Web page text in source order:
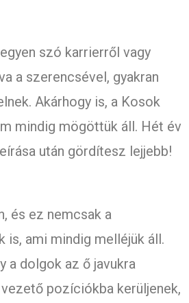
szó karrierről vagy
a szerencsével, gyakran
Akárhogy is, a Kosok
mindig mögöttük áll. Hét év
után gördítesz lejjebb!
és ez nemcsak a
is, ami mindig melléjük áll.
a dolgok az ő javukra
pozíciókba kerüljenek,